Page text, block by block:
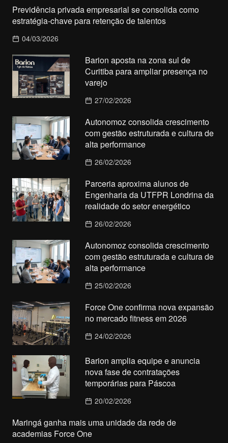
Previdência privada empresarial se consolida como
estratégia-chave para retenção de talentos
04/03/2026
Barion aposta na zona sul de
Curitiba para ampliar presença no
varejo
27/02/2026
Autonomoz consolida crescimento
com gestão estruturada e cultura de
alta performance
26/02/2026
Parceria aproxima alunos de
Engenharia da UTFPR Londrina da
realidade do setor energético
26/02/2026
Autonomoz consolida crescimento
com gestão estruturada e cultura de
alta performance
25/02/2026
Force One confirma nova expansão
no mercado fitness em 2026
24/02/2026
Barion amplia equipe e anuncia
nova fase de contratações
temporárias para Páscoa
20/02/2026
Maringá ganha mais uma unidade da rede de
academias Force One